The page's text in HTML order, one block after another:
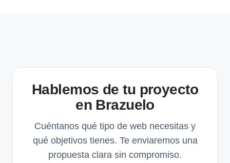
Hablemos de tu proyecto
en Brazuelo
Cuéntanos qué tipo de web necesitas y
qué objetivos tienes. Te enviaremos una
propuesta clara sin compromiso.